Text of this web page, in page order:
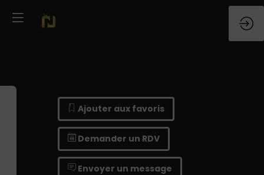
Ajouter aux favoris
Demander un RDV
Envoyer un message